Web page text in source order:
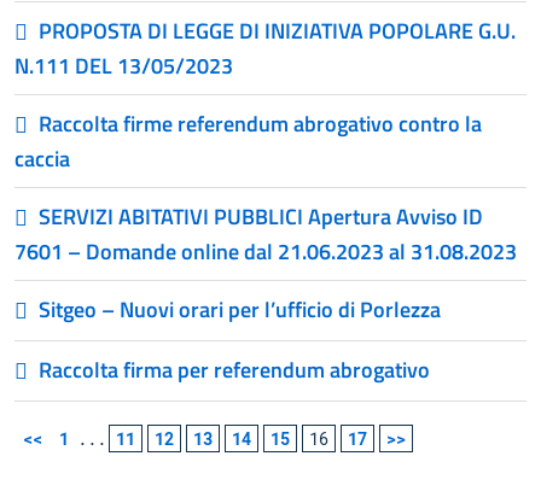
PROPOSTA DI LEGGE DI INIZIATIVA POPOLARE G.U.
N.111 DEL 13/05/2023
Raccolta firme referendum abrogativo contro la
caccia
SERVIZI ABITATIVI PUBBLICI Apertura Avviso ID
7601 – Domande online dal 21.06.2023 al 31.08.2023
Sitgeo – Nuovi orari per l’ufficio di Porlezza
Raccolta firma per referendum abrogativo
<< 1 ... 11 12 13 14 15 16 17 >>